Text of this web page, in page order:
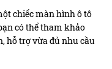
chiếc màn hình ô tô
có thể tham khảo
hỗ trợ vừa đủ nhu cầu